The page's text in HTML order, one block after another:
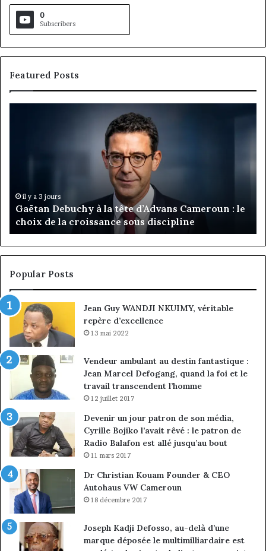
0
Subscribers
Featured Posts
choix
de
la
croissance
sous
il y a 3 jours
Gaëtan Debuchy à la tête d’Advans Cameroun : le
choix de la croissance sous discipline
à
la
Popular Posts
Jean Guy WANDJI NKUIMY, véritable
repère d’excellence
13 mai 2022
Vendeur ambulant au destin fantastique :
Jean Marcel Defogang, quand la foi et le
travail transcendent l’homme
12 juillet 2017
Devenir un jour patron de son média,
Cyrille Bojiko l’avait rêvé : le patron de
Radio Balafon est allé jusqu’au bout
11 mars 2017
Dr Christian Kouam Founder & CEO
Autohaus VW Cameroun
18 décembre 2017
Joseph Kadji Defosso, au-delà d’une
marque déposée le multimilliardaire est